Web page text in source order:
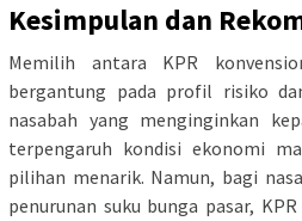
Kesimpulan dan
Memilih antara KPR
bergantung pada profil risiko
nasabah yang menginginkan
terpengaruh kondisi ekonomi
pilihan menarik. Namun, bagi
penurunan suku bunga pasar,